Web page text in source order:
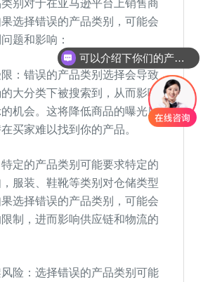
选择错误的产品类别，可能会
题和影响：
：错误的产品类别选择会导致
大分类下被搜索到，从而影响
机会。这将降低商品的曝光度
买家难以找到你的产品。
定的产品类别可能要求特定的
服装、鞋靴等类别对仓储类型
选择错误的产品类别，可能会
制，进而影响供应链和物流的
险：选择错误的产品类别可能
可以介绍下你们的产品么